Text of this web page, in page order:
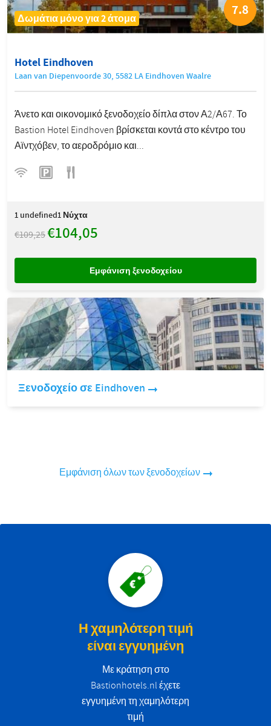
Δωμάτια μόνο για 2 άτομα
7.8
Hotel Eindhoven
Laan van Diepenvoorde 30, 5582 LA Eindhoven Waalre
Άνετο και οικονομικό ξενοδοχείο δίπλα στον Α2/Α67. Το
Bastion Hotel Eindhoven βρίσκεται κοντά στο κέντρο του
Αϊντχόβεν, το αεροδρόμιο και...
1 undefined1 Νύχτα
€109,25€104,05
Εμφάνιση ξενοδοχείου
Ξενοδοχείο σε Eindhoven
Εμφάνιση όλων των ξενοδοχείων
Η χαμηλότερη τιμή
είναι εγγυημένη
Με κράτηση στο
Bastionhotels.nl έχετε
εγγυημένη τη χαμηλότερη
τιμή